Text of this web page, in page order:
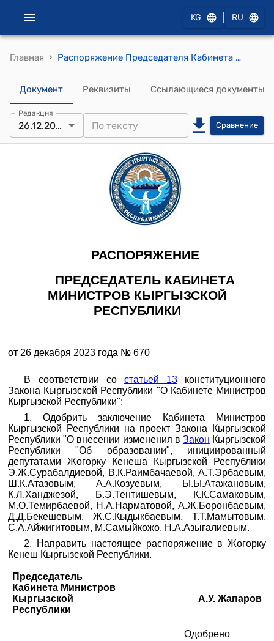
KG RU
Главная › Распоряжение Председателя Кабинета Министров КР от 26 декабря 2023 года № 670 (Об одобрении заключения Кабинета Министров Кыргызской Республики на проект Закона Кыргызской Республики "О внесении изменения в Закон Кыргызской Республики "Об образовании")
Документ Реквизиты Ссылающиеся документы
Редакция
26.12.2023 Сравнение